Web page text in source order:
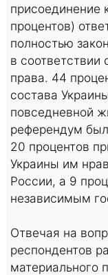
присоединение
процентов)
полностью
в
права. 44
состава
повседневной
референдум
20 процентов
Украины им
России, а 9
независимым
Отвечая на
респондентов
материального